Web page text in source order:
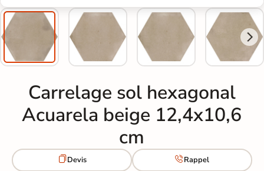
Carrelage sol hexagonal
Acuarela beige 12,4x10,6
cm
Devis Rappel